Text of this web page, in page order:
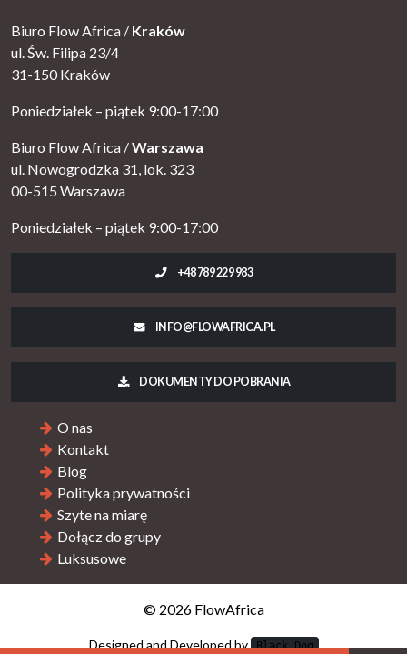
Biuro Flow Africa / Kraków
ul. Św. Filipa 23/4
31-150 Kraków
Poniedziałek – piątek 9:00-17:00
Biuro Flow Africa /Warszawa
ul. Nowogrodzka 31, lok. 323
00-515 Warszawa
Poniedziałek – piątek 9:00-17:00
+48 789 229 983
INFO@FLOWAFRICA.PL
DOKUMENTY DO POBRANIA
O nas
Kontakt
Blog
Polityka prywatności
Szyte na miarę
Dołącz do grupy
Luksusowe
© 2026 FlowAfrica
Designed and Developed by Black Dog